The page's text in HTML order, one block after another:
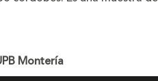
Montería